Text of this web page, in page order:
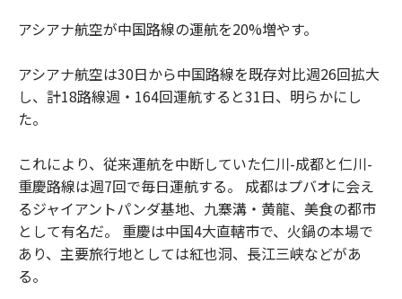
アシアナ航空が中国路線の運航を20%増やす。
アシアナ航空は30日から中国路線を既存対比週26回拡大
し、計18路線週・164回運航すると31日、明らかにし
た。
これにより、従来運航を中断していた仁川-成都と仁川-
重慶路線は週7回で毎日運航する。 成都はプバオに会え
るジャイアントパンダ基地、九寨溝・黄龍、美食の都市
として有名だ。 重慶は中国4大直轄市で、火鍋の本場で
あり、主要旅行地としては紅也洞、長江三峡などがあ
る。